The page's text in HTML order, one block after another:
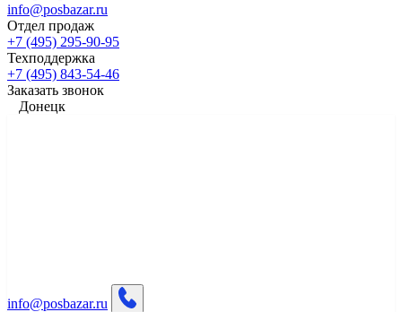
info@posbazar.ru
Отдел продаж
+7 (495) 295-90-95
Техподдержка
+7 (495) 843-54-46
Заказать звонок
Донецк
info@posbazar.ru